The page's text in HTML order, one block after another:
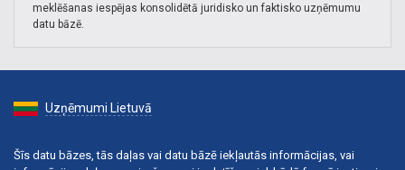
meklēšanas iespējas konsolidētā juridisko un faktisko uzņēmumu
datu bāzē.
Uzņēmumi Lietuvā
Šīs datu bāzes, tās daļas vai datu bāzē iekļautās informācijas, vai